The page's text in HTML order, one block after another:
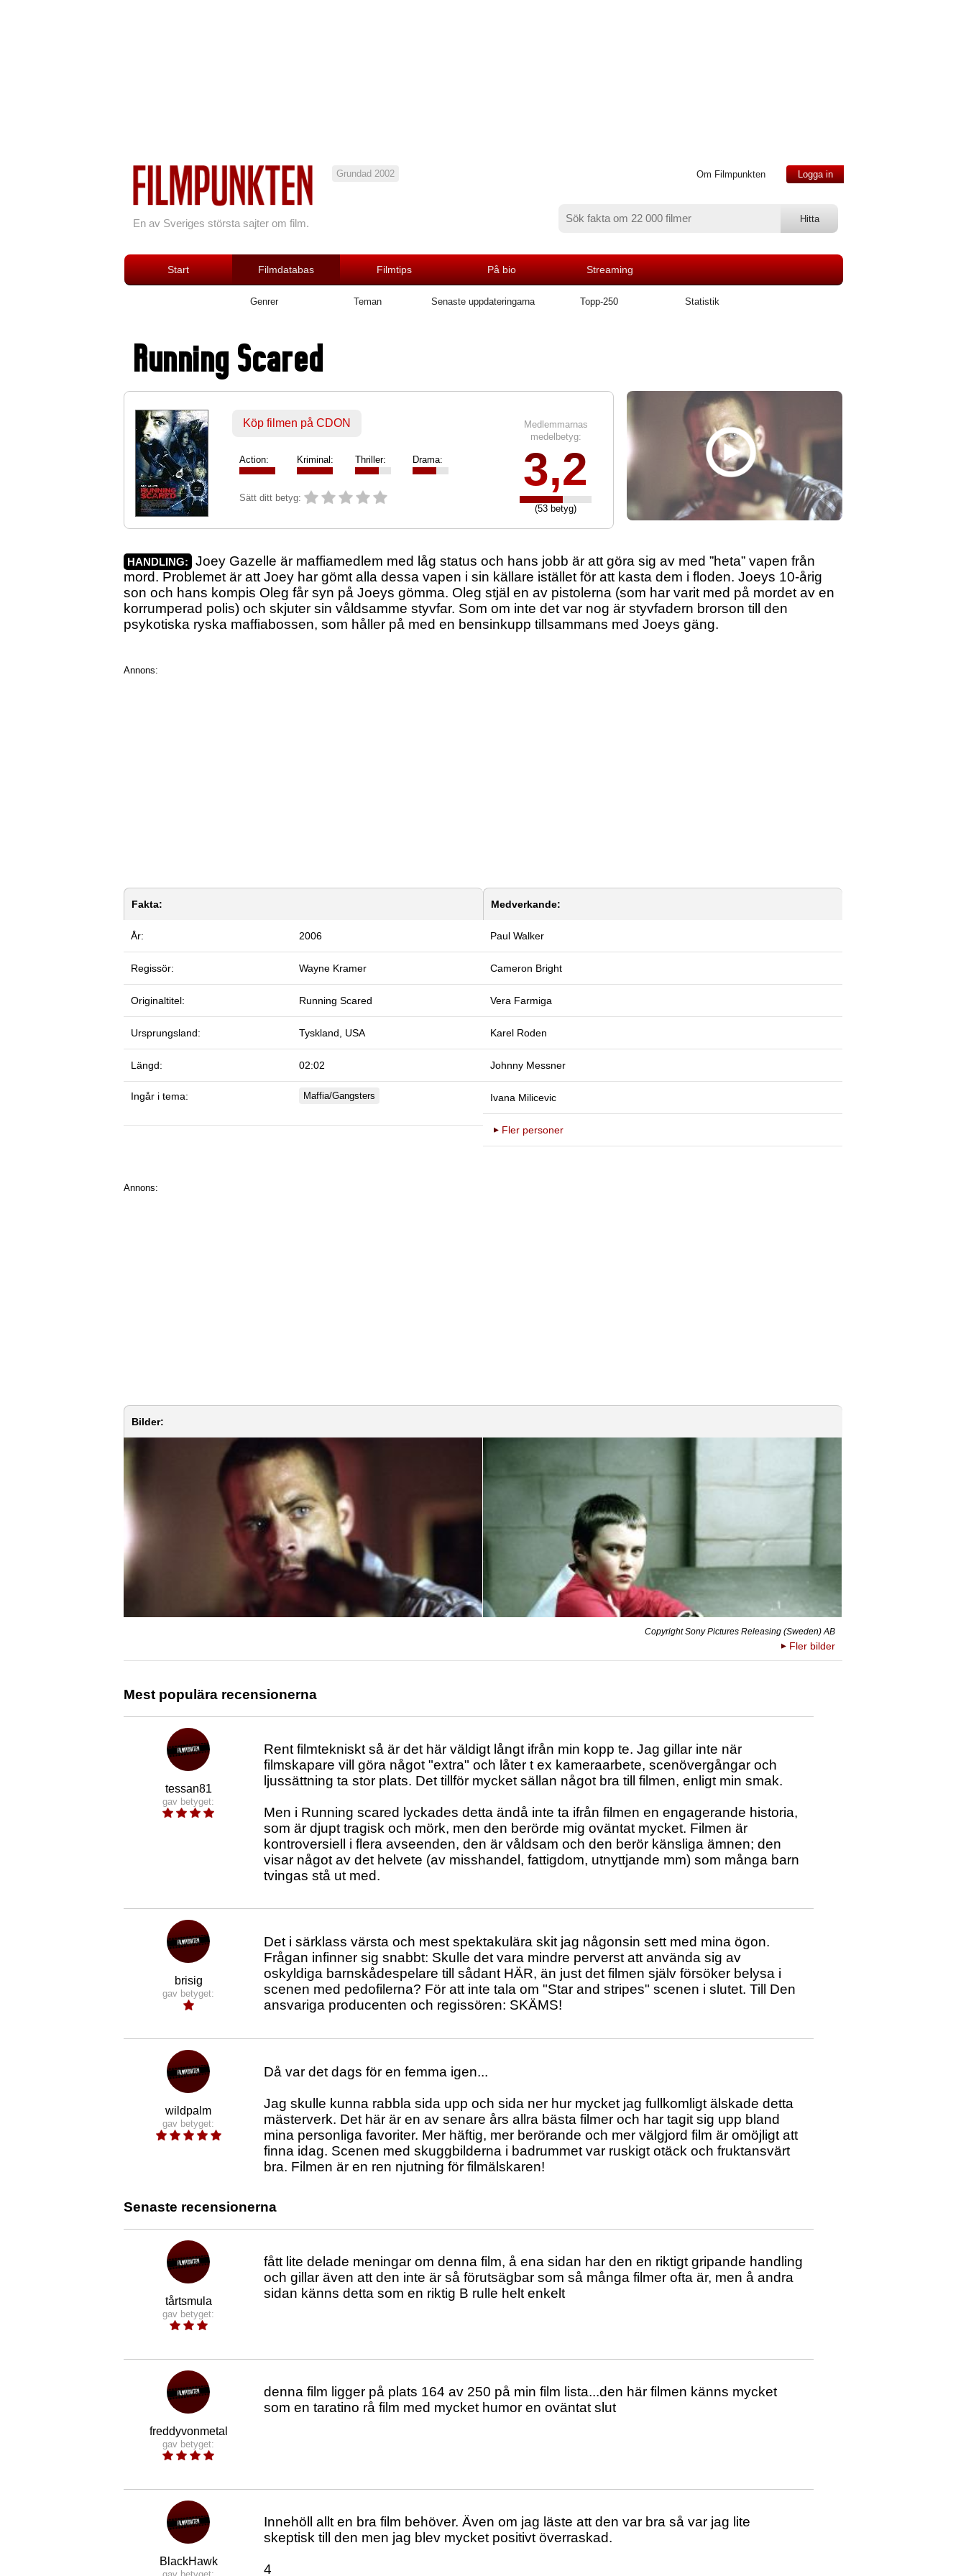
En av Sveriges största sajter om film.
Grundad 2002 Om Filmpunkten Logga in
Start Filmdatabas Filmtips På bio Streaming
Genrer Teman Senaste uppdateringarna Topp-250 Statistik
Running Scared
Köp filmen på CDON
Action: Kriminal: Thriller: Drama:
Sätt ditt betyg:
Medlemmarnas
medelbetyg:
3,2
(53 betyg)
HANDLING:
Joey Gazelle är maffiamedlem med låg status och hans jobb är att göra sig av med ”heta” vapen från
mord. Problemet är att Joey har gömt alla dessa vapen i sin källare istället för att kasta dem i floden. Joeys 10-årig
son och hans kompis Oleg får syn på Joeys gömma. Oleg stjäl en av pistolerna (som har varit med på mordet av en
korrumperad polis) och skjuter sin våldsamme styvfar. Som om inte det var nog är styvfadern brorson till den
psykotiska ryska maffiabossen, som håller på med en bensinkupp tillsammans med Joeys gäng.
Annons:
Fakta:
År: 2006
Regissör: Wayne Kramer
Originaltitel: Running Scared
Ursprungsland: Tyskland, USA
Längd: 02:02
Ingår i tema: Maffia/Gangsters
Medverkande:
Paul Walker
Cameron Bright
Vera Farmiga
Karel Roden
Johnny Messner
Ivana Milicevic
Fler personer
Annons:
Bilder:
Copyright Sony Pictures Releasing (Sweden) AB
Fler bilder
Mest populära recensionerna
tessan81
gav betyget:
Rent filmtekniskt så är det här väldigt långt ifrån min kopp te. Jag gillar inte när
filmskapare vill göra något "extra" och låter t ex kameraarbete, scenövergångar och
ljussättning ta stor plats. Det tillför mycket sällan något bra till filmen, enligt min smak.
Men i Running scared lyckades detta ändå inte ta ifrån filmen en engagerande historia,
som är djupt tragisk och mörk, men den berörde mig oväntat mycket. Filmen är
kontroversiell i flera avseenden, den är våldsam och den berör känsliga ämnen; den
visar något av det helvete (av misshandel, fattigdom, utnyttjande mm) som många barn
tvingas stå ut med.
brisig
gav betyget:
Det i särklass värsta och mest spektakulära skit jag någonsin sett med mina ögon.
Frågan infinner sig snabbt: Skulle det vara mindre perverst att använda sig av
oskyldiga barnskådespelare till sådant HÄR, än just det filmen själv försöker belysa i
scenen med pedofilerna? För att inte tala om "Star and stripes" scenen i slutet. Till Den
ansvariga producenten och regissören: SKÄMS!
wildpalm
gav betyget:
Då var det dags för en femma igen...
Jag skulle kunna rabbla sida upp och sida ner hur mycket jag fullkomligt älskade detta
mästerverk. Det här är en av senare års allra bästa filmer och har tagit sig upp bland
mina personliga favoriter. Mer häftig, mer berörande och mer välgjord film är omöjligt att
finna idag. Scenen med skuggbilderna i badrummet var ruskigt otäck och fruktansvärt
bra. Filmen är en ren njutning för filmälskaren!
Senaste recensionerna
tårtsmula
gav betyget:
fått lite delade meningar om denna film, å ena sidan har den en riktigt gripande handling
och gillar även att den inte är så förutsägbar som så många filmer ofta är, men å andra
sidan känns detta som en riktig B rulle helt enkelt
freddyvonmetal
gav betyget:
denna film ligger på plats 164 av 250 på min film lista...den här filmen känns mycket
som en taratino rå film med mycket humor en oväntat slut
BlackHawk
gav betyget:
Innehöll allt en bra film behöver. Även om jag läste att den var bra så var jag lite
skeptisk till den men jag blev mycket positivt överraskad.
4